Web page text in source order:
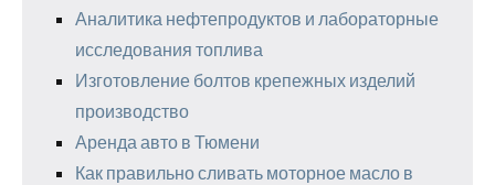
Аналитика нефтепродуктов и лабораторные
исследования топлива
Изготовление болтов крепежных изделий
производство
Аренда авто в Тюмени
Как правильно сливать моторное масло в